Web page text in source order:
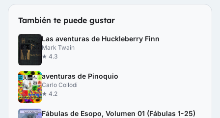
También te puede gustar
Las aventuras de Huckleberry Finn
Mark Twain
★ 4.3
aventuras de Pinoquio
Carlo Collodi
★ 4.2
Fábulas de Esopo, Volumen 01 (Fábulas 1-25)